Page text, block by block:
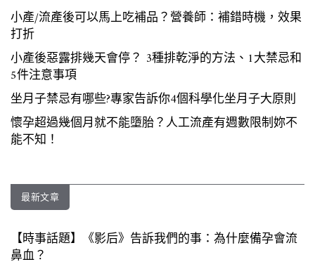
小產/流產後可以馬上吃補品？營養師：補錯時機，效果
打折
小產後惡露排幾天會停？ 3種排乾淨的方法、1大禁忌和
5件注意事項
坐月子禁忌有哪些?專家告訴你4個科學化坐月子大原則
懷孕超過幾個月就不能墮胎？人工流產有週數限制妳不
能不知！
最新文章
【時事話題】《影后》告訴我們的事：為什麼備孕會流
鼻血？